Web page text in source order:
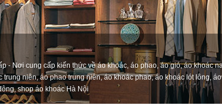
- Nơi cung cấp kiến thức về áo khoác, áo phao, áo gió, áo khoác
trung niên, áo phao trung niên, áo khoác phao, áo khoác lót lông,
shop áo khoác Hà Nội